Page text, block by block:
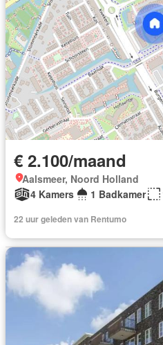
€ 2.100/maand
Aalsmeer, Noord Holland
4 Kamers
1 Badkamer
22 uur geleden van Rentumo